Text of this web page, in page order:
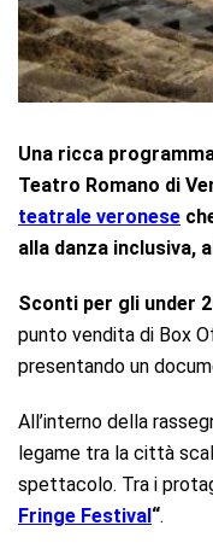
Una ricca
Teatro Romano di
teatrale veronese
alla danza inclusiva,
Sconti per gli under
punto vendita di Box
presentando un
All’interno della
legame tra la città
spettacolo. Tra i
Fringe Festival“.